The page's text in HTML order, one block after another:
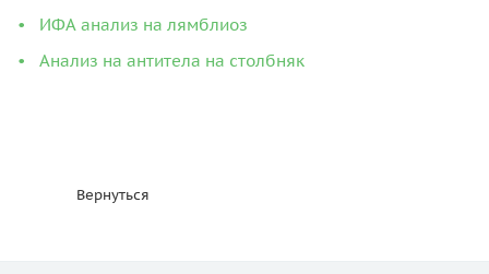
ИФА анализ на лямблиоз
Анализ на антитела на столбняк
Вернуться